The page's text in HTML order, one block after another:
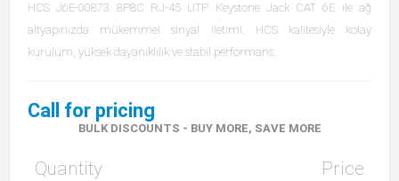
HCS J6E-00873 8P8C RJ-45 UTP Keystone Jack CAT 6E ile ağ
altyapınızda mükemmel sinyal iletimi. HCS kalitesiyle kolay
kurulum, yüksek dayanıklılık ve stabil performans.
Call for pricing
BULK DISCOUNTS - BUY MORE, SAVE MORE
Quantity Price